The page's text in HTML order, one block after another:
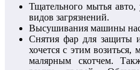
Тщательного мытья
видов загрязнений.
Высушивания машины
Снятия фар для защиты
хочется с этим возиться,
малярным скотчем.